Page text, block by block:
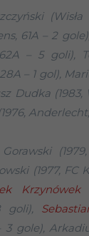
(Wisła
61A – 2
– 5 goli),
– 1 gol),
Dudka (1983,
(1977, FC
Krzynówek
goli),
gole),